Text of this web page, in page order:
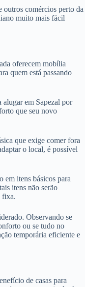
outros comércios perto da
muito mais fácil
oferecem mobília
quem está passando
alugar em Sapezal por
que seu novo
que exige comer fora
o local, é possível
em itens básicos para
itens não serão
fixa.
Observando se
ou se tudo no
temporária eficiente e
de casas para